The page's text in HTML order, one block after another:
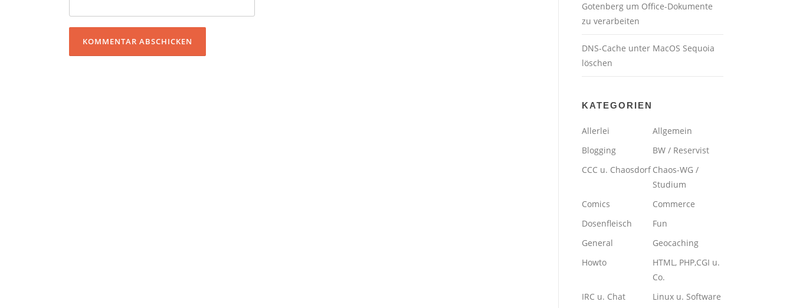
Gotenberg um Office-Dokumente
zu verarbeiten
DNS-Cache unter MacOS Sequoia
löschen
KATEGORIEN
Allerlei
Allgemein
Blogging
BW / Reservist
CCC u. Chaosdorf Chaos-WG /
Studium
Comics
Commerce
Dosenfleisch
Fun
General
Geocaching
Howto
HTML, PHP,CGI u.
Co.
IRC u. Chat
Linux u. Software